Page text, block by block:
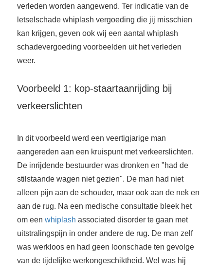
verleden worden aangewend. Ter indicatie van de
letselschade whiplash vergoeding die jij misschien
kan krijgen, geven ook wij een aantal whiplash
schadevergoeding voorbeelden uit het verleden
weer.
Voorbeeld 1: kop-staartaanrijding bij
verkeerslichten
In dit voorbeeld werd een veertigjarige man
aangereden aan een kruispunt met verkeerslichten.
De inrijdende bestuurder was dronken en "had de
stilstaande wagen niet gezien". De man had niet
alleen pijn aan de schouder, maar ook aan de nek en
aan de rug. Na een medische consultatie bleek het
om een whiplash associated disorder te gaan met
uitstralingspijn in onder andere de rug. De man zelf
was werkloos en had geen loonschade ten gevolge
van de tijdelijke werkongeschiktheid. Wel was hij